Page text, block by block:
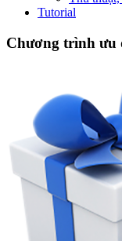
Tutorial
Chương trình ưu